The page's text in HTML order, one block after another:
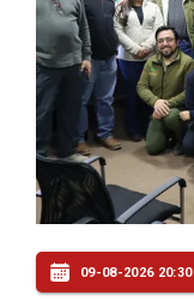
09-08-2026 20:30